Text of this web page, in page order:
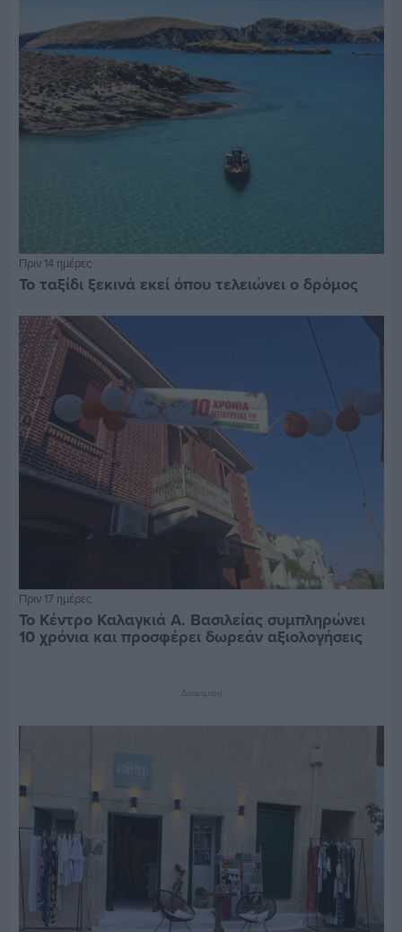
Πριν 14 ημέρες
Το ταξίδι ξεκινά εκεί όπου τελειώνει ο δρόμος
Πριν 17 ημέρες
Το Κέντρο Καλαγκιά Α. Βασιλείας συμπληρώνει
10 χρόνια και προσφέρει δωρεάν αξιολογήσεις
Διαφήμιση